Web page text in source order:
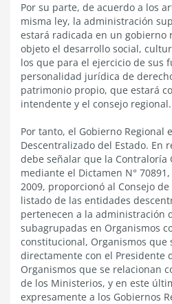
Por su parte, de acuerdo a los
misma ley, la administración
estará radicada en un
objeto el desarrollo social,
los que para el ejercicio de sus
personalidad jurídica de
patrimonio propio, que estará
intendente y el consejo regional.
Por tanto, el Gobierno Regional
Descentralizado del Estado. En
debe señalar que la Contraloría
mediante el Dictamen N°
2009, proporcionó al Consejo
listado de las entidades
pertenecen a la administración
subagrupadas en Organismos
constitucional, Organismos que
directamente con el Presidente
Organismos que se relacionan
de los Ministerios, y en este
expresamente a los Gobiernos